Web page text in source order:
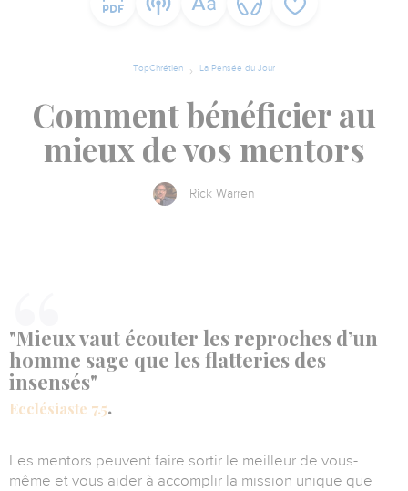
TopChrétien La Pensée du Jour
Comment bénéficier au
mieux de vos mentors
Rick Warren
"Mieux vaut écouter les reproches d’un
homme sage que les flatteries des
insensés"
Ecclésiaste 7.5.
Les mentors peuvent faire sortir le meilleur de vous-
même et vous aider à accomplir la mission unique que